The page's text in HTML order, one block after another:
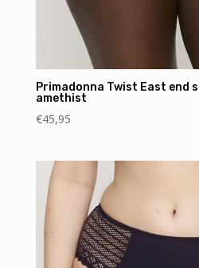
Primadonna Twist East end
amethist
€45,95